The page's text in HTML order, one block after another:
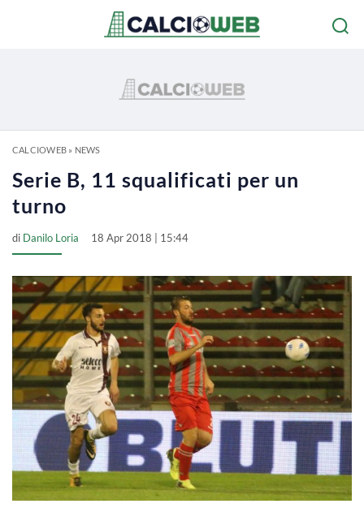
CALCIOWEB» NEWS
Serie B, 11 squalificati per un
turno
di Danilo Loria 18 Apr 2018 | 15:44